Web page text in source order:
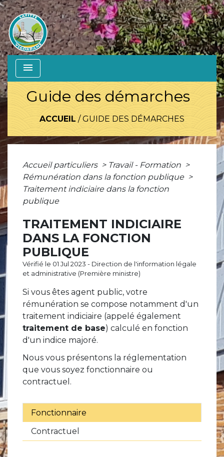
menu
Guide des démarches
ACCUEIL /GUIDE DES DÉMARCHES
Accueil particuliers > Travail - Formation >
Rémunération dans la fonction publique >
Traitement indiciaire dans la fonction
publique
TRAITEMENT INDICIAIRE
DANS LA FONCTION
PUBLIQUE
Vérifié le 01 Jul 2023 - Direction de l'information légale
et administrative (Première ministre)
Si vous êtes agent public, votre
rémunération se compose notamment d'un
traitement indiciaire (appelé également
traitement de base) calculé en fonction
d'un indice majoré.
Nous vous présentons la réglementation
que vous soyez fonctionnaire ou
contractuel.
Fonctionnaire
Contractuel